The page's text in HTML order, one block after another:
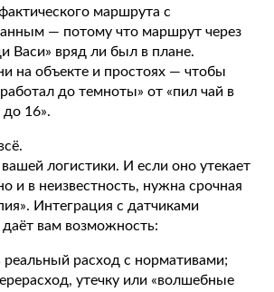
маршрута с
— потому что маршрут через
Васи» вряд ли был в плане.
на объекте и простоях — чтобы
до темноты» от «пил чай в
до 16».
логистики. И если оно утекает
и в неизвестность, нужна срочная
Интеграция с датчиками
даёт вам возможность:
реальный расход с нормативами;
утечку или «волшебные